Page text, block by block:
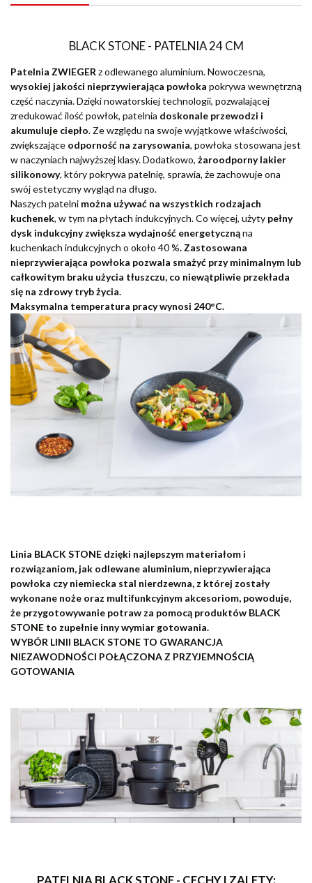
BLACK STONE - PATELNIA 24 CM
Patelnia ZWIEGER z odlewanego aluminium. Nowoczesna,
wysokiej jakości nieprzywierająca powłoka pokrywa wewnętrzną
część naczynia. Dzięki nowatorskiej technologii, pozwalającej
zredukować ilość powłok, patelnia doskonale przewodzi i
akumuluje ciepło. Ze względu na swoje wyjątkowe właściwości,
zwiększające odporność na zarysowania, powłoka stosowana jest
w naczyniach najwyższej klasy. Dodatkowo, żaroodporny lakier
silikonowy, który pokrywa patelnię, sprawia, że zachowuje ona
swój estetyczny wygląd na długo.
Naszych patelni można używać na wszystkich rodzajach
kuchenek, w tym na płytach indukcyjnych. Co więcej, użyty pełny
dysk indukcyjny zwiększa wydajność energetycznąna
kuchenkach indukcyjnych o około 40 %. Zastosowana
nieprzywierająca powłoka pozwala smażyć przy minimalnym lub
całkowitym braku użycia tłuszczu, co niewątpliwie przekłada
się na zdrowy tryb życia.
Maksymalna temperatura pracy wynosi 240°C.
Linia BLACK STONE dzięki najlepszym materiałom i
rozwiązaniom, jak odlewane aluminium, nieprzywierająca
powłoka czy niemiecka stal nierdzewna, z której zostały
wykonane noże oraz multifunkcyjnym akcesoriom, powoduje,
że przygotowywanie potraw za pomocą produktów BLACK
STONE to zupełnie inny wymiar gotowania.
WYBÓR LINII BLACK STONE TO GWARANCJA
NIEZAWODNOŚCI POŁĄCZONA Z PRZYJEMNOŚCIĄ
GOTOWANIA